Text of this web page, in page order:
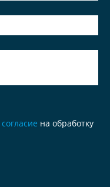
согласие на обработку